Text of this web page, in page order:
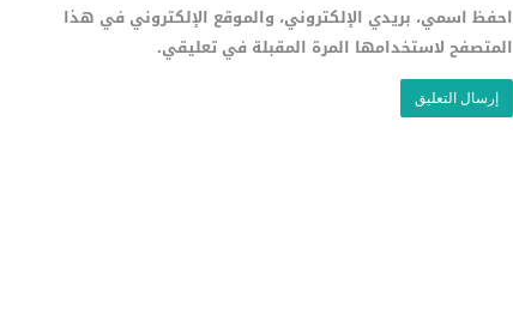
احفظ اسمي، بريدي الإلكتروني، والموقع الإلكتروني في هذا
المتصفح لاستخدامها المرة المقبلة في تعليقي.